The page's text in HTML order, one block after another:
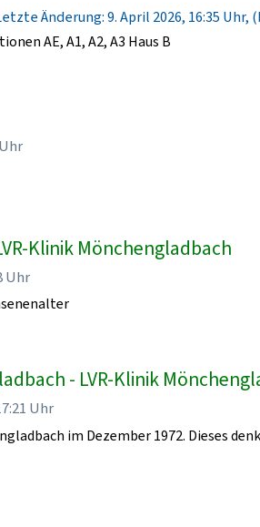
Änderung: 9. April 2026, 16:35 Uhr,
AE, A1, A2, A3 Haus B
Klinik Mönchengladbach
Uhr
- LVR-Klinik
Uhr
im Dezember 1972. Dieses